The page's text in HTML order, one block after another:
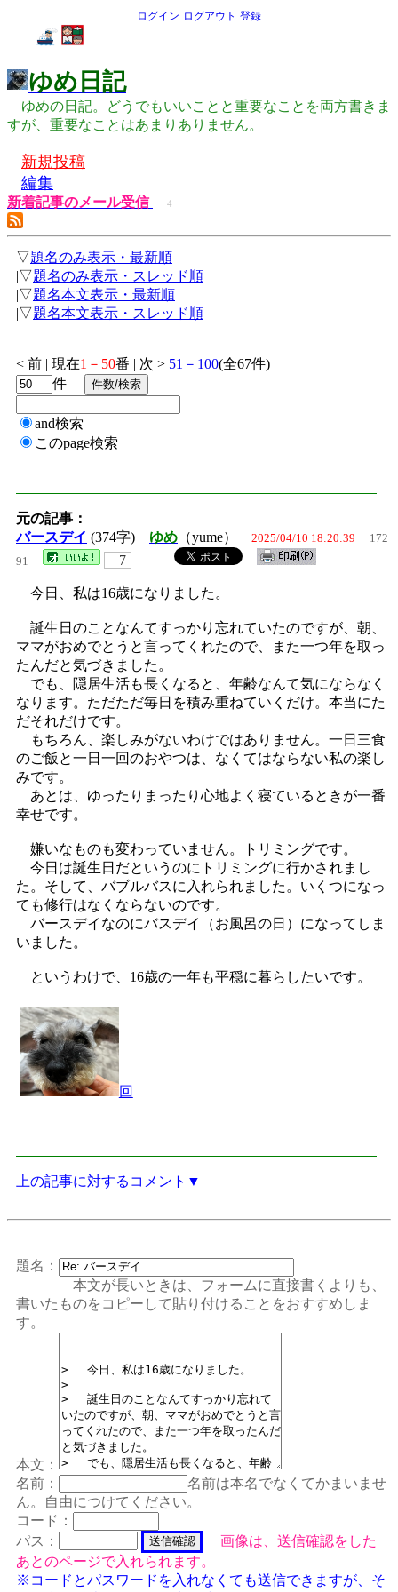
ログイン ログアウト 登録
ゆめ日記
ゆめの日記。どうでもいいことと重要なことを両方書きま
すが、重要なことはあまりありません。
新規投稿
編集
新着記事のメール受信 4
▽題名のみ表示・最新順
|▽題名のみ表示・スレッド順
|▽題名本文表示・最新順
|▽題名本文表示・スレッド順
< 前 | 現在1－50番 | 次 > 51－100(全67件)
件
and検索
このpage検索
元の記事：
バースデイ (374字) ゆめ （yume） 2025/04/10 18:20:39
172
91
7
今日、私は16歳になりました。
誕生日のことなんてすっかり忘れていたのですが、朝、
ママがおめでとうと言ってくれたので、また一つ年を取っ
たんだと気づきました。
でも、隠居生活も長くなると、年齢なんて気にならなく
なります。ただただ毎日を積み重ねていくだけ。本当にた
だそれだけです。
もちろん、楽しみがないわけではありません。一日三食
のご飯と一日一回のおやつは、なくてはならない私の楽し
みです。
あとは、ゆったりまったり心地よく寝ているときが一番
幸せです。
嫌いなものも変わっていません。トリミングです。
今日は誕生日だというのにトリミングに行かされまし
た。そして、バブルバスに入れられました。いくつになっ
ても修行はなくならないのです。
バースデイなのにバスデイ（お風呂の日）になってしま
いました。
というわけで、16歳の一年も平穏に暮らしたいです。
回
上の記事に対するコメント▼
題名：
本文が長いときは、フォームに直接書くよりも、
書いたものをコピーして貼り付けることをおすすめしま
す。
本文：
名前：
名前は本名でなくてかまいませ
ん。自由につけてください。
コード：
パス：
画像は、送信確認をした
あとのページで入れられます。
※コードとパスワードを入れなくても送信できますが、そ